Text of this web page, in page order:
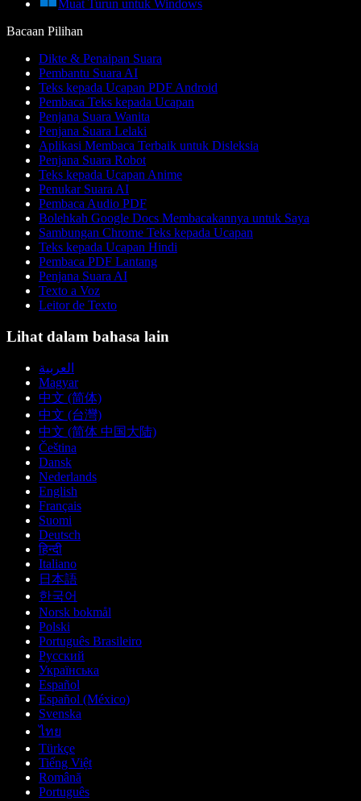
Muat Turun untuk Windows
Bacaan Pilihan
Dikte & Penaipan Suara
Pembantu Suara AI
Teks kepada Ucapan PDF Android
Pembaca Teks kepada Ucapan
Penjana Suara Wanita
Penjana Suara Lelaki
Aplikasi Membaca Terbaik untuk Disleksia
Penjana Suara Robot
Teks kepada Ucapan Anime
Penukar Suara AI
Pembaca Audio PDF
Bolehkah Google Docs Membacakannya untuk Saya
Sambungan Chrome Teks kepada Ucapan
Teks kepada Ucapan Hindi
Pembaca PDF Lantang
Penjana Suara AI
Texto a Voz
Leitor de Texto
Lihat dalam bahasa lain
العربية
Magyar
中文 (简体)
中文 (台灣)
中文 (简体 中国大陆)
Čeština
Dansk
Nederlands
English
Français
Suomi
Deutsch
हिन्दी
Italiano
日本語
한국어
Norsk bokmål
Polski
Português Brasileiro
Русский
Українська
Español
Español (México)
Svenska
ไทย
Türkçe
Tiếng Việt
Română
Português